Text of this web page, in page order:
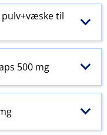
pulv+væske til
500 mg